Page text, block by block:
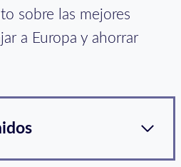
sobre las mejores
a Europa y ahorrar